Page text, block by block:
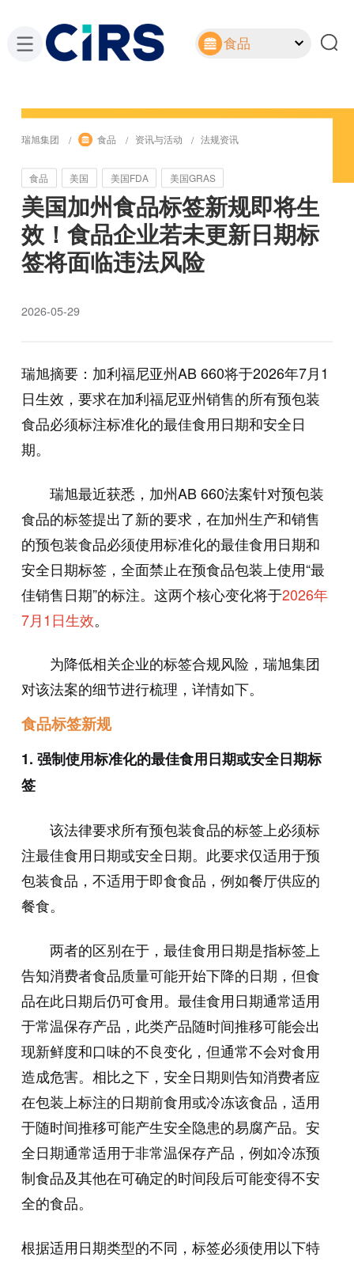
食品
瑞旭集团 食品 资讯与活动 法规资讯
食品 美国 美国FDA 美国GRAS
美国加州食品标签新规即将生
效！食品企业若未更新日期标
签将面临违法风险
2026-05-29
瑞旭摘要：加利福尼亚州AB 660将于2026年7月1
日生效，要求在加利福尼亚州销售的所有预包装
食品必须标注标准化的最佳食用日期和安全日
期。
瑞旭最近获悉，加州AB 660法案针对预包装
食品的标签提出了新的要求，在加州生产和销售
的预包装食品必须使用标准化的最佳食用日期和
安全日期标签，全面禁止在预食品包装上使用“最
佳销售日期”的标注。这两个核心变化将于2026年
7月1日生效。
为降低相关企业的标签合规风险，瑞旭集团
对该法案的细节进行梳理，详情如下。
食品标签新规
1. 强制使用标准化的最佳食用日期或安全日期标
签
该法律要求所有预包装食品的标签上必须标
注最佳食用日期或安全日期。此要求仅适用于预
包装食品，不适用于即食食品，例如餐厅供应的
餐食。
两者的区别在于，最佳食用日期是指标签上
告知消费者食品质量可能开始下降的日期，但食
品在此日期后仍可食用。最佳食用日期通常适用
于常温保存产品，此类产品随时间推移可能会出
现新鲜度和口味的不良变化，但通常不会对食用
造成危害。相比之下，安全日期则告知消费者应
在包装上标注的日期前食用或冷冻该食品，适用
于随时间推移可能产生安全隐患的易腐产品。安
全日期通常适用于非常温保存产品，例如冷冻预
制食品及其他在可确定的时间段后可能变得不安
全的食品。
根据适用日期类型的不同，标签必须使用以下特